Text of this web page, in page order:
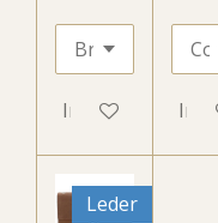
In winkelwagenIn
Leder